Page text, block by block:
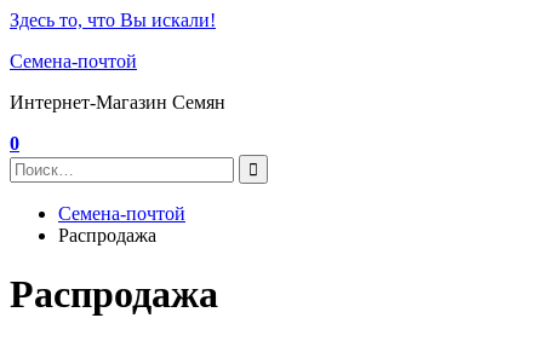
Здесь то, что Вы искали!
Семена-почтой
Интернет-Магазин Семян
0
Семена-почтой
Распродажа
Распродажа